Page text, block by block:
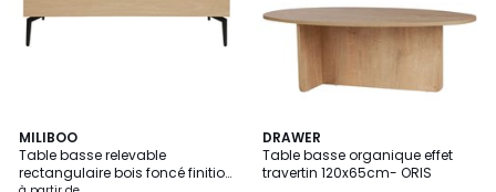
MILIBOO
Table basse relevable
rectangulaire bois foncé finition
2
Couleurs
DRAWER
Table basse organique effet
travertin 120x65cm- ORIS
3
Couleurs